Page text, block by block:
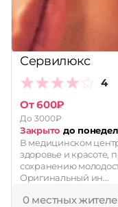
Сервилюкс
4
От 600₽
До 3000₽
Закрыто до
В медицинском
здоровье и красоте,
сохранению
Оригинальный ин…
0 местных